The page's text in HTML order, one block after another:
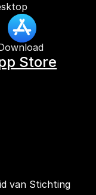
Store
van Stichting